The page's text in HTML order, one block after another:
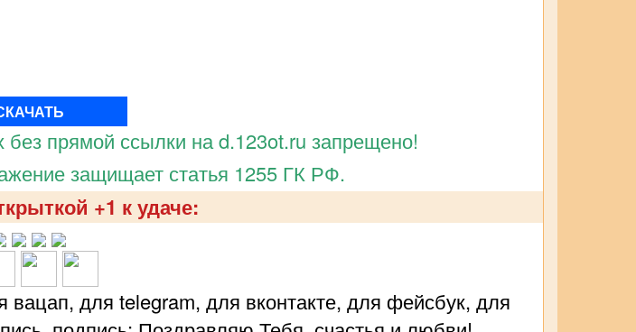
без прямой ссылки на d.123ot.ru запрещено!
защищает статья 1255 ГК РФ.
+1 к удаче:
для telegram, для вконтакте, для фейсбук, для